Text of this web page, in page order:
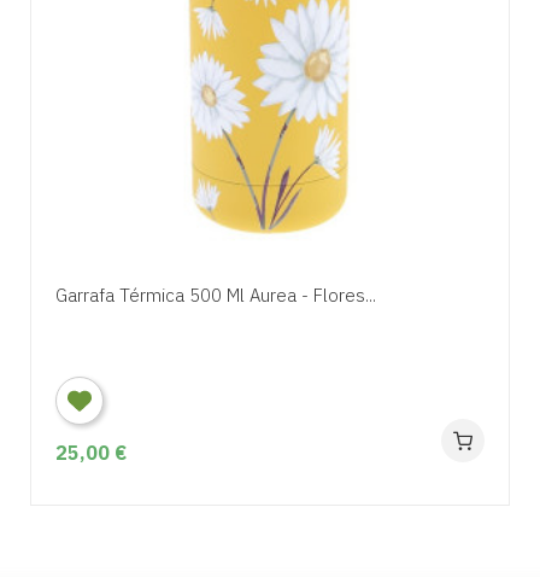
Garrafa Térmica 500 Ml Aurea - Flores...
25,00 €